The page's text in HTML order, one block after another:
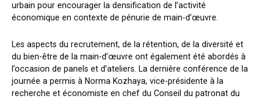
urbain pour encourager la densification de l’activité
économique en contexte de pénurie de main-d’œuvre.
Les aspects du recrutement, de la rétention, de la diversité et
du bien-être de la main-d’œuvre ont également été abordés à
l’occasion de panels et d’ateliers. La dernière conférence de la
journée a permis à Norma Kozhaya, vice-présidente à la
recherche et économiste en chef du Conseil du patronat du